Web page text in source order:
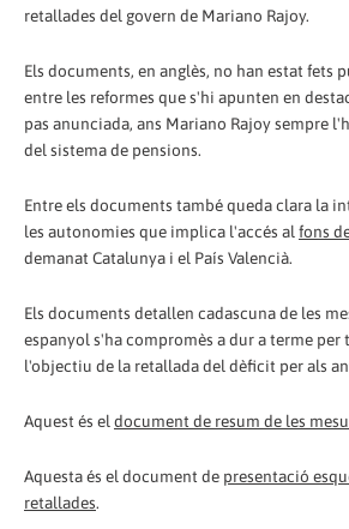
retallades del govern de Mariano Rajoy.
Els documents, en anglès, no han estat fets
entre les reformes que s'hi apunten en
pas anunciada, ans Mariano Rajoy sempre
del sistema de pensions.
Entre els documents també queda clara la
les autonomies que implica l'accés al fons
demanat Catalunya i el País Valencià.
Els documents detallen cadascuna de les
espanyol s'ha compromès a dur a terme
l'objectiu de la retallada del dèficit per als
Aquest és el document de resum de les
Aquesta és el document de presentació
retallades.